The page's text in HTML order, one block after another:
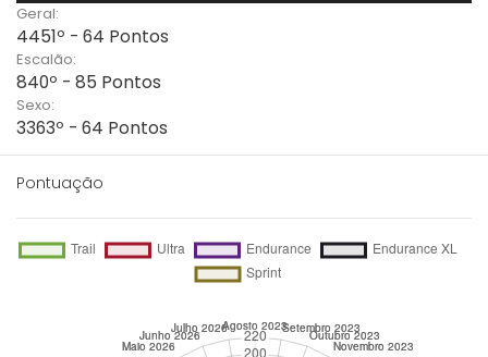
Geral:
4451º - 64 Pontos
Escalão:
840º - 85 Pontos
Sexo:
3363º - 64 Pontos
Pontuação